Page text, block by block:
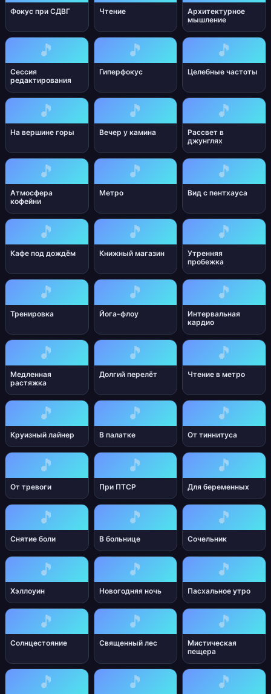
Фокус при СДВГ Чтение
Архитектурное
мышление
🎵
Сессия
редактирования
🎵
Гиперфокус
🎵
Целебные частоты
🎵
На вершине горы
🎵
Вечер у камина
🎵
Рассвет в
джунглях
🎵
Атмосфера
кофейни
🎵
Метро
🎵
Вид с пентхауса
🎵
Кафе под дождём
🎵
Книжный магазин
🎵
Утренняя
пробежка
🎵
Тренировка
🎵
Йога-флоу
🎵
Интервальная
кардио
🎵
Медленная
растяжка
🎵
Долгий перелёт
🎵
Чтение в метро
🎵
Круизный лайнер
🎵
В палатке
🎵
От тиннитуса
🎵
От тревоги
🎵
При ПТСР
🎵
Для беременных
🎵
Снятие боли
🎵
В больнице
🎵
Сочельник
🎵
Хэллоуин
🎵
Новогодняя ночь
🎵
Пасхальное утро
🎵
Солнцестояние
🎵
Священный лес
🎵
Мистическая
пещера
🎵 🎵 🎵